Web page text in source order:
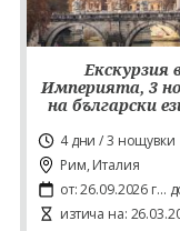
Империята, 3
на български
4 дни / 3 нощувки
Рим, Италия
от: 26.09.2026 г...
изтича на: